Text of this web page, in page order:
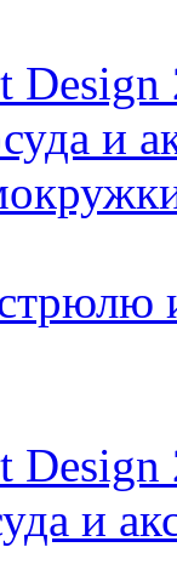
Design
и
Design
и